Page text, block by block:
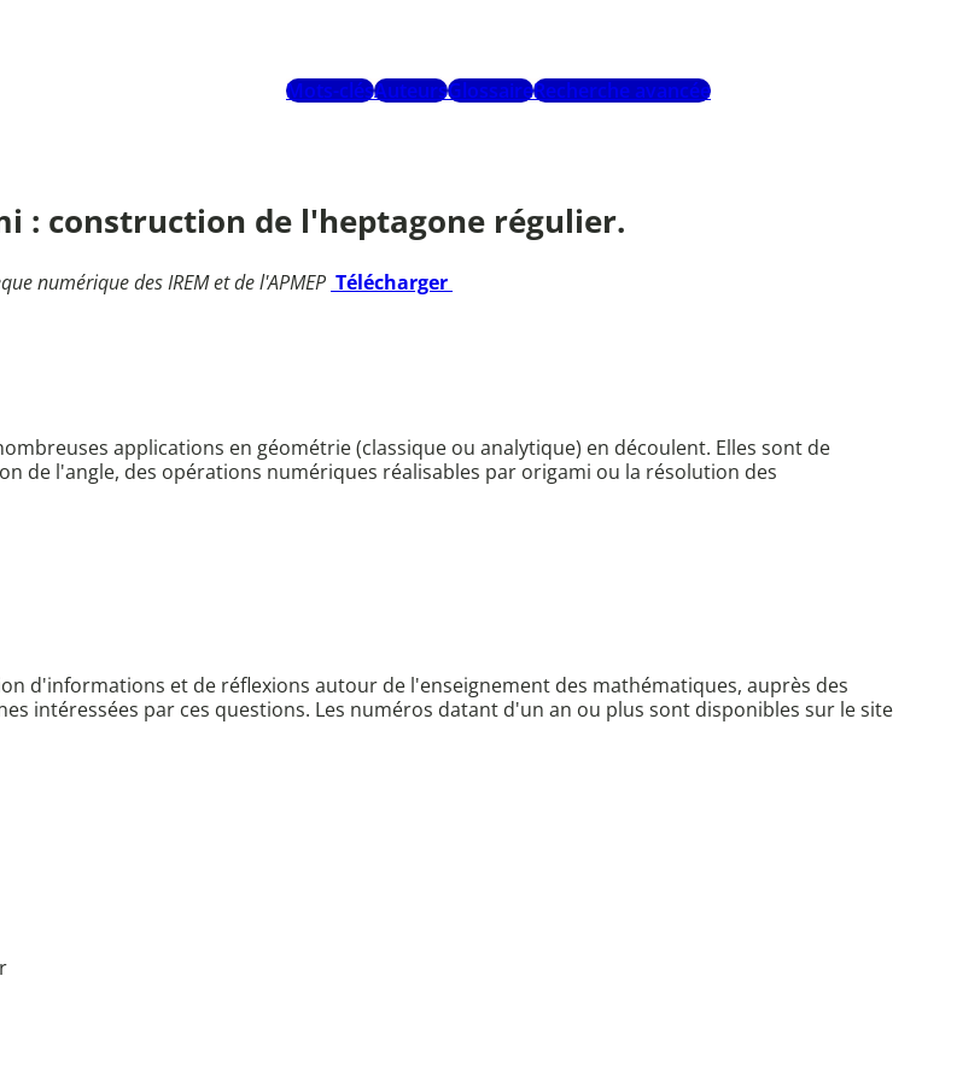
Mots-clésAuteursGlossaireRecherche avancée
: construction de l'heptagone régulier.
numérique des IREM et de l'APMEP Télécharger
applications en géométrie (classique ou analytique) en découlent. Elles sont de
de l'angle, des opérations numériques réalisables par origami ou la résolution des
d'informations et de réflexions autour de l'enseignement des mathématiques, auprès des
intéressées par ces questions. Les numéros datant d'un an ou plus sont disponibles sur le site